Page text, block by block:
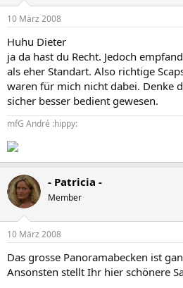
10 März 2008
Huhu Dieter
ja da hast du Recht. Jedoch
als eher Standart. Also richtige
waren für mich nicht dabei. Denke
sicher besser bedient gewesen.
mfG André :hippy:
- Patricia -
Member
10 März 2008
Das grosse Panoramabecken ist
Ansonsten stellt Ihr hier schönere